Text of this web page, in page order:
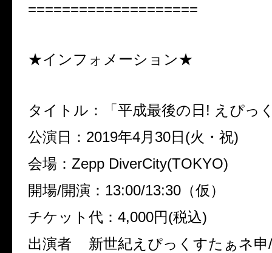
====================
★インフォメーション★
タイトル：「平成最後の日! えぴっ
公演日：2019年4月30日(火・祝)
会場：Zepp DiverCity(TOKYO)
開場/開演：13:00/13:30（仮）
チケット代：4,000円(税込)
出演者 新世紀えぴっくすたぁネ申